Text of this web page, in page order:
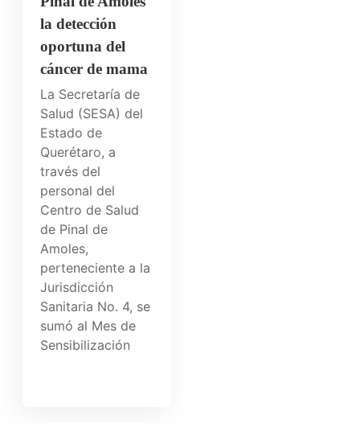
la detección
oportuna del
cáncer de mama
La Secretaría de
Salud (SESA) del
Estado de
Querétaro, a
través del
personal del
Centro de Salud
de Pinal de
Amoles,
perteneciente a la
Jurisdicción
Sanitaria No. 4, se
sumó al Mes de
Sensibilización